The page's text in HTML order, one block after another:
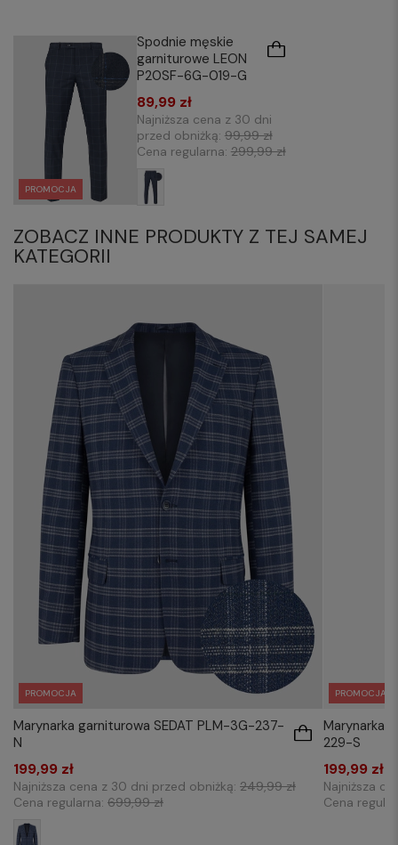
PROMOCJA
Spodnie męskie
garniturowe LEON
P20SF-6G-019-G
89,99 zł
Najniższa cena z 30 dni
przed obniżką: 99,99 zł
Cena regularna: 299,99 zł
ZOBACZ INNE PRODUKTY Z TEJ SAMEJ
KATEGORII
PROMOCJA
Marynarka garniturowa SEDAT PLM-3G-237-
N
199,99 zł
Najniższa cena z 30 dni przed obniżką: 249,99 zł
Cena regularna: 699,99 zł
PROMOCJA
Marynarka
229-S
199,99 zł
Najniższa
Cena